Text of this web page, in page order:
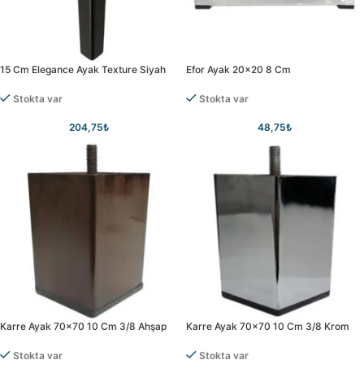
15 Cm Elegance Ayak Texture Siyah
Stokta var
204,75₺
Efor Ayak 20×20 8 Cm
Stokta var
48,75₺
Karre Ayak 70×70 10 Cm 3/8 Ahşap
Stokta var
Karre Ayak 70×70 10 Cm 3/8 Krom
Stokta var